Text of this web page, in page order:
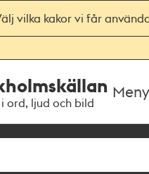
vilka kakor vi får
ord, ljud och bild
Meny